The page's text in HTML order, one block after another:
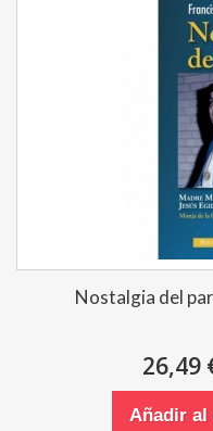
Nostalgia del
26,49
Añadir